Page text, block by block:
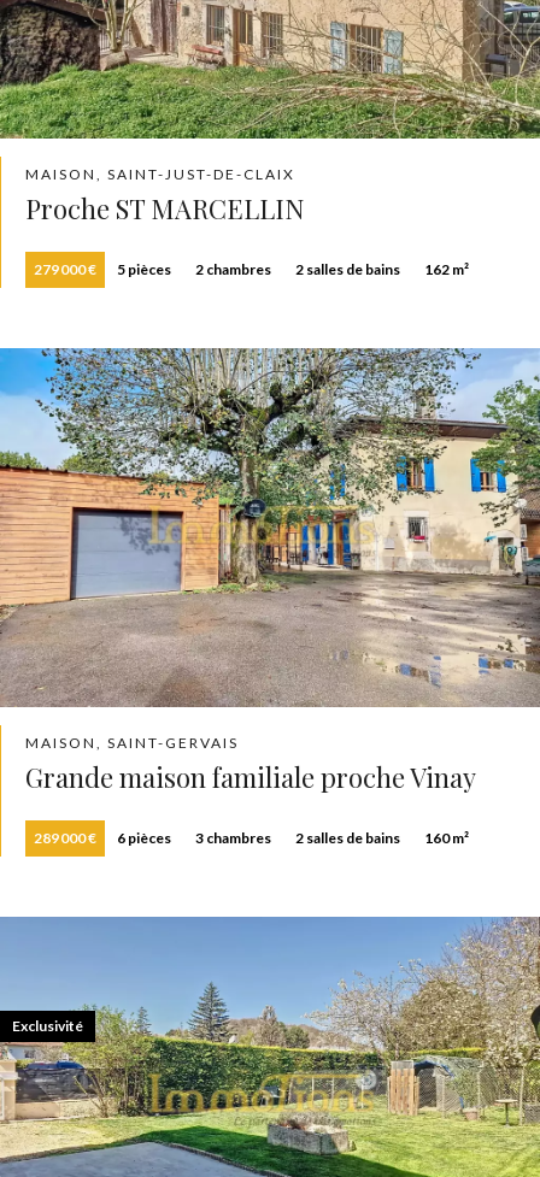
MAISON, SAINT-JUST-DE-CLAIX
Proche ST MARCELLIN
279 000 € 5 pièces 2 chambres 2 salles de bains 162 m²
MAISON, SAINT-GERVAIS
Grande maison familiale proche Vinay
289 000 € 6 pièces 3 chambres 2 salles de bains 160 m²
Exclusivité